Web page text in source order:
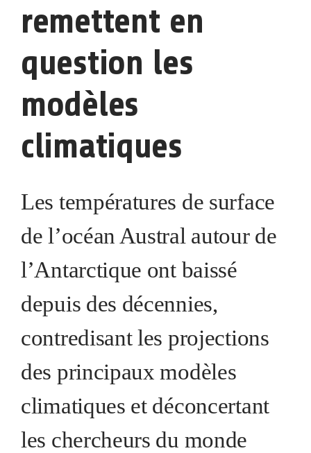
remettent en
question les
modèles
climatiques
Les températures de surface
de l’océan Austral autour de
l’Antarctique ont baissé
depuis des décennies,
contredisant les projections
des principaux modèles
climatiques et déconcertant
les chercheurs du monde